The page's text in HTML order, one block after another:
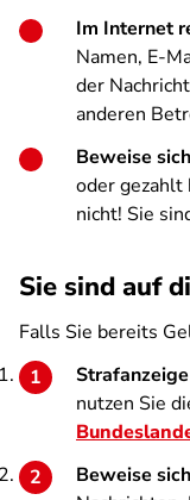
Im Internet
Namen, E-
der
anderen
Beweise
oder gezahlt
nicht! Sie
Sie sind auf
Falls Sie bereits
nutzen Sie
Beweise